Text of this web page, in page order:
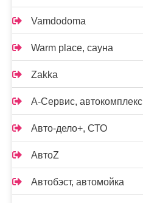
Vamdodoma
Warm place, сауна
Zakka
А-Сервис, автокомплекс
Авто-дело+, СТО
АвтоZ
Автобэст, автомойка